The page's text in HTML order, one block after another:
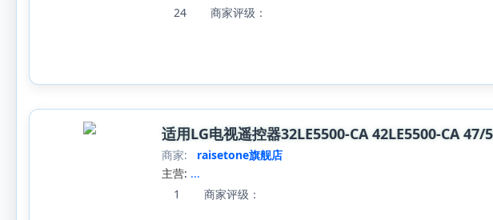
24
商家评级：
适用LG电视遥控器32LE5500-CA 42LE5500-CA
商家:
raisetone旗舰店
主营: ...
1
商家评级：